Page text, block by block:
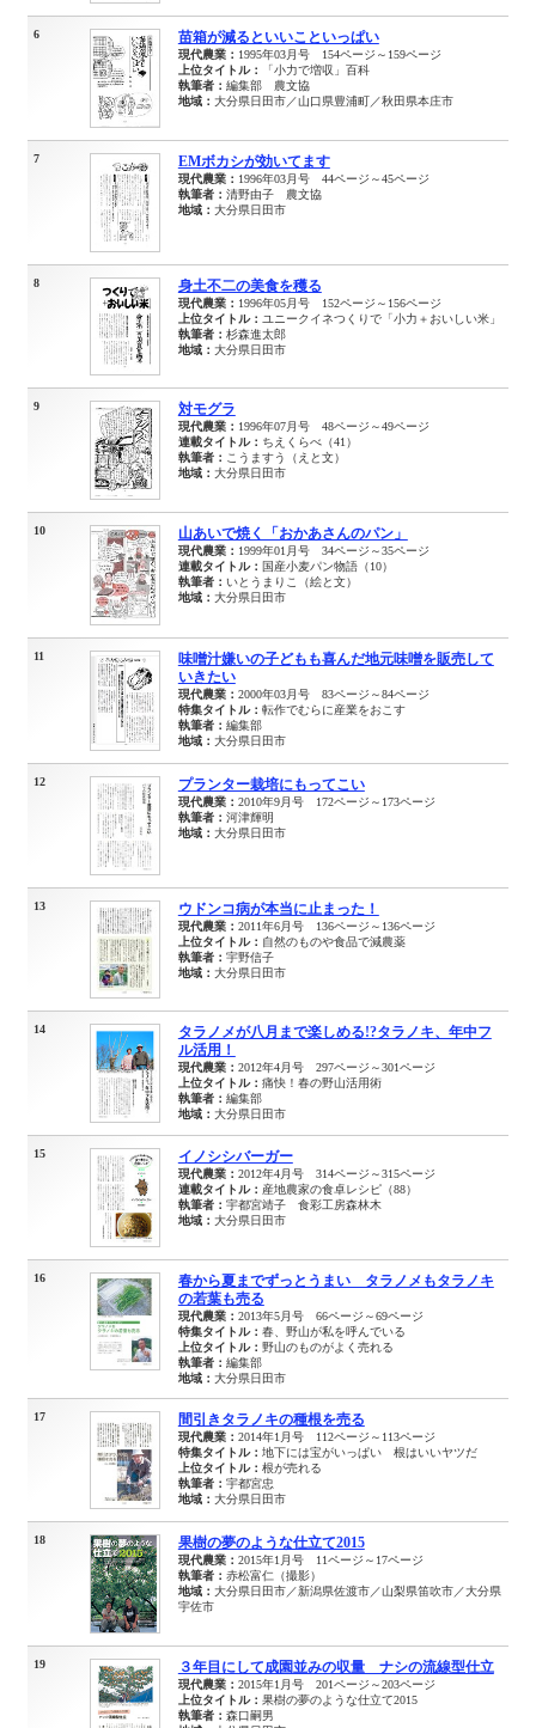
6 苗箱が減るといいこといっぱい
現代農業： 1995年03月号 154ページ～159ページ
上位タイトル：
「小力で増収」百科
執筆者： 編集部 農文協
地域： 大分県日田市／山口県豊浦町／秋田県本庄市
7 EMボカシが効いてます
現代農業： 1996年03月号 44ページ～45ページ
執筆者： 清野由子 農文協
地域： 大分県日田市
8 身土不二の美食を穫る
現代農業： 1996年05月号 152ページ～156ページ
上位タイトル： ユニークイネつくりで「小力＋おいしい米」
執筆者： 杉森進太郎
地域： 大分県日田市
9 対モグラ
現代農業： 1996年07月号 48ページ～49ページ
連載タイトル： ちえくらべ（41）
執筆者： こうますう（えと文）
地域： 大分県日田市
10 山あいで焼く「おかあさんのパン」
現代農業： 1999年01月号 34ページ～35ページ
連載タイトル： 国産小麦パン物語（10）
執筆者： いとうまりこ（絵と文）
地域： 大分県日田市
11
味噌汁嫌いの子どもも喜んだ地元味噌を販売して
いきたい
現代農業： 2000年03月号 83ページ～84ページ
特集タイトル： 転作でむらに産業をおこす
執筆者： 編集部
地域： 大分県日田市
12 プランター栽培にもってこい
現代農業： 2010年9月号 172ページ～173ページ
執筆者： 河津輝明
地域： 大分県日田市
13 ウドンコ病が本当に止まった！
現代農業： 2011年6月号 136ページ～136ページ
上位タイトル： 自然のものや食品で減農薬
執筆者： 宇野信子
地域： 大分県日田市
14
タラノメが八月まで楽しめる!?タラノキ、年中フ
ル活用！
現代農業： 2012年4月号 297ページ～301ページ
上位タイトル： 痛快！春の野山活用術
執筆者： 編集部
地域： 大分県日田市
15 イノシシバーガー
現代農業： 2012年4月号 314ページ～315ページ
連載タイトル： 産地農家の食卓レシピ（88）
執筆者： 宇都宮靖子 食彩工房森林木
地域： 大分県日田市
16
春から夏までずっとうまい タラノメもタラノキ
の若葉も売る
現代農業： 2013年5月号 66ページ～69ページ
特集タイトル： 春、野山が私を呼んでいる
上位タイトル： 野山のものがよく売れる
執筆者： 編集部
地域： 大分県日田市
17 間引きタラノキの種根を売る
現代農業： 2014年1月号 112ページ～113ページ
特集タイトル： 地下には宝がいっぱい 根はいいヤツだ
上位タイトル： 根が売れる
執筆者： 宇都宮忠
地域： 大分県日田市
18 果樹の夢のような仕立て2015
現代農業： 2015年1月号 11ページ～17ページ
執筆者： 赤松富仁（撮影）
地域： 大分県日田市／新潟県佐渡市／山梨県笛吹市／大分県
宇佐市
19 ３年目にして成園並みの収量 ナシの流線型仕立
現代農業： 2015年1月号 201ページ～203ページ
上位タイトル： 果樹の夢のような仕立て2015
執筆者： 森口嗣男